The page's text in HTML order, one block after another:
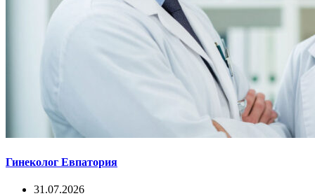
Гинеколог Евпатория
31.07.2026